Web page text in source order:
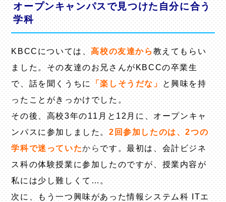
オープンキャンパスで見つけた自分に合う
学科
KBCCについては、高校の友達から 教えてもらい
ました。その友達のお兄さんがKBCCの卒業生
で、話を聞くうちに
「楽しそうだな」
と興味を持
ったことがきっかけでした。
その後、高校3年の11月と12月に、オープンキャ
ンパスに参加しました。 2回参加したのは、2つの
学科で迷っていたから です。最初は、会計ビジネ
ス科の体験授業に参加したのですが、授業内容が
私には少し難しくて…。
次に、もう一つ興味があった情報システム科 ITエ